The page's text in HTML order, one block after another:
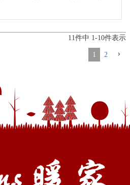
11件中 1-10件表示
1 2